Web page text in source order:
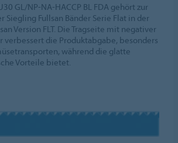
GL/NP-NA-HACCP BL FDA gehört zur
Siegling Fullsan Bänder Serie Flat in der
Version FLT. Die Tragseite mit negativer
verbessert die Produktabgabe, besonders
während die glatte
Vorteile bietet.